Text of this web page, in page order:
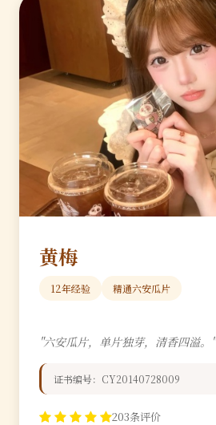
黄梅
12年经验 精通六安瓜片
"六安瓜片，单片独芽，清香四溢。"
证书编号：CY20140728009
203条评价